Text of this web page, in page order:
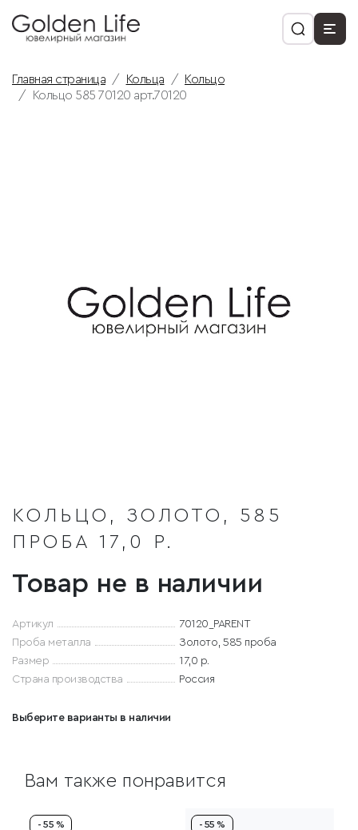
Главная страница Кольца
Кольцо
Кольцо 585 70120 арт.70120
КОЛЬЦО, ЗОЛОТО, 585
ПРОБА 17,0 Р.
Товар не в наличии
Артикул
70120_PARENT
Проба металла
Золото, 585 проба
Размер
17,0 р.
Страна производства
Россия
Выберите варианты в наличии
Вам также понравится
- 55 % - 55 %